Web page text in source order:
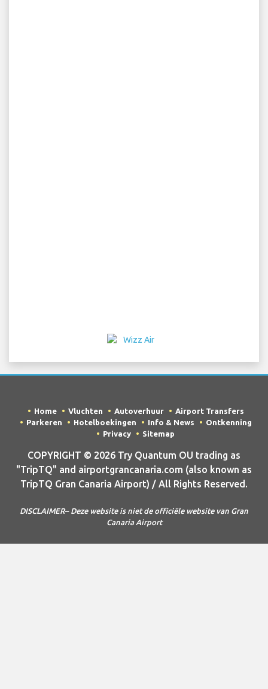
Home Vluchten Autoverhuur
Airport Transfers
Parkeren
Hotelboekingen Info & News
Ontkenning
Privacy
Sitemap
COPYRIGHT © 2026 Try Quantum OU trading as
"TripTQ" and airportgrancanaria.com (also known as
TripTQ Gran Canaria Airport) / All Rights Reserved.
DISCLAIMER– Deze website is niet de officiële website van Gran
Canaria Airport